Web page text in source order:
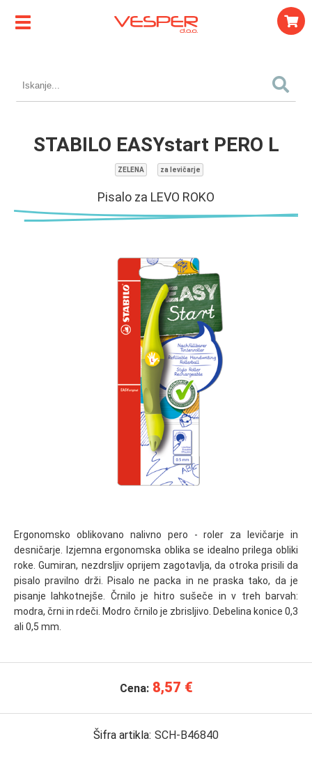
STABILO EASYstart PERO L
ZELENA za levičarje
Pisalo za LEVO ROKO
Ergonomsko oblikovano nalivno pero - roler za levičarje in
desničarje. Izjemna ergonomska oblika se idealno prilega obliki
roke. Gumiran, nezdrsljiv oprijem zagotavlja, da otroka prisili da
pisalo pravilno drži. Pisalo ne packa in ne praska tako, da je
pisanje lahkotnejše. Črnilo je hitro sušeče in v treh barvah:
modra, črni in rdeči. Modro črnilo je zbrisljivo. Debelina konice 0,3
ali 0,5 mm.
Cena: 8,57 €
Šifra artikla: SCH-B46840